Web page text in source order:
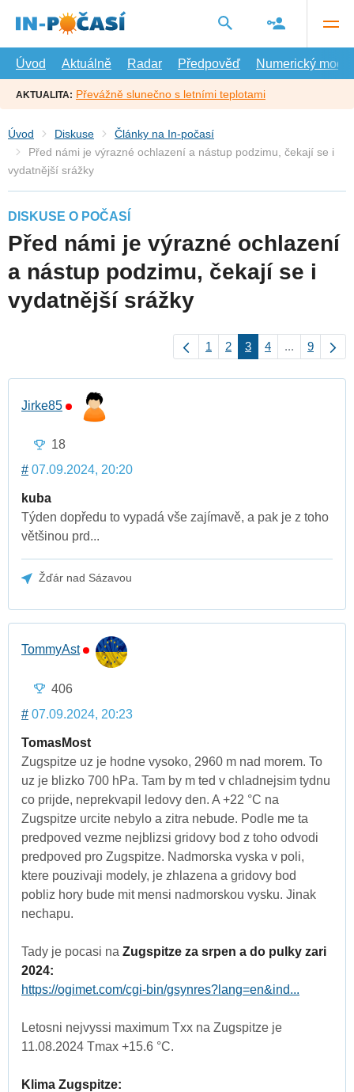
hlavní
Úvod
Aktuálně Radar Předpověď Numerický model
AKTUALITA: Převážně slunečno s letními teplotami
Úvod Diskuse
Články na In-počasí
Před námi je výrazné ochlazení a nástup podzimu, čekají se i
vydatnější srážky
DISKUSE O POČASÍ
Před námi je výrazné ochlazení
a nástup podzimu, čekají se i
vydatnější srážky
1 2 3 4 ... 9
Jirke85
18
# 07.09.2024, 20:20
kuba
Týden dopředu to vypadá vše zajímavě, a pak je z toho
většinou prd...
Žďár nad Sázavou
TommyAst
406
# 07.09.2024, 20:23
TomasMost
Zugspitze uz je hodne vysoko, 2960 m nad morem. To
uz je blizko 700 hPa. Tam by m ted v chladnejsim tydnu
co prijde, neprekvapil ledovy den. A +22 °C na
Zugspitze urcite nebylo a zitra nebude. Podle me ta
predpoved vezme nejblizsi gridovy bod z toho odvodi
predpoved pro Zugspitze. Nadmorska vyska v poli,
ktere pouzivaji modely, je zhlazena a gridovy bod
pobliz hory bude mit mensi nadmorskou vysku. Jinak
nechapu.
Tady je pocasi na Zugspitze za srpen a do pulky zari
2024:
https://ogimet.com/cgi-bin/gsynres?lang=en&ind...
Letosni nejvyssi maximum Txx na Zugspitze je
11.08.2024 Tmax +15.6 °C.
Klima Zugspitze: